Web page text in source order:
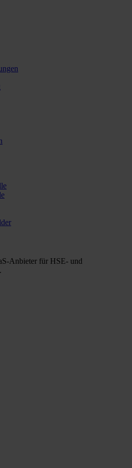
Anbieter für HSE- und